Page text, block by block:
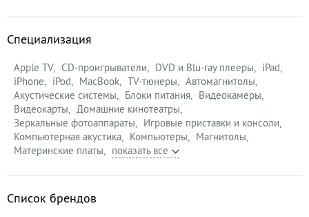
Специализация
Apple TV CD-проигрыватели DVD и Blu-ray плееры
iPad
iPhone
iPod MacBook TV-тюнеры
Автомагнитолы
Акустические системы
Блоки питания
Видеокамеры
Видеокарты
Домашние кинотеатры
Зеркальные фотоаппараты
Игровые приставки и консоли
Компьютерная акустика
Компьютеры
Магнитолы
Материнские платы
Список брендов